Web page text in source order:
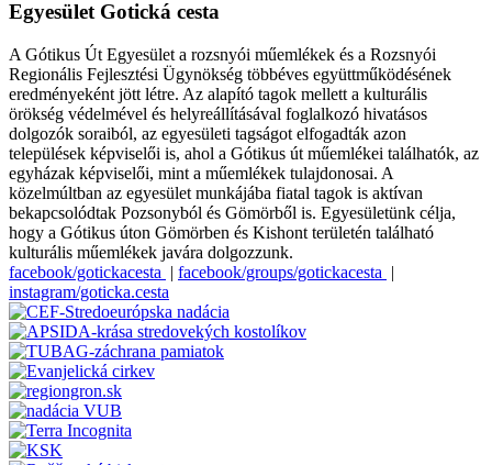
Egyesület Gotická cesta
A Gótikus Út Egyesület a rozsnyói műemlékek és a Rozsnyói
Regionális Fejlesztési Ügynökség többéves együttműködésének
eredményeként jött létre. Az alapító tagok mellett a kulturális
örökség védelmével és helyreállításával foglalkozó hivatásos
dolgozók soraiból, az egyesületi tagságot elfogadták azon
települések képviselői is, ahol a Gótikus út műemlékei találhatók, az
egyházak képviselői, mint a műemlékek tulajdonosai. A
közelmúltban az egyesület munkájába fiatal tagok is aktívan
bekapcsolódtak Pozsonyból és Gömörből is. Egyesületünk célja,
hogy a Gótikus úton Gömörben és Kishont területén található
kulturális műemlékek javára dolgozzunk.
facebook/gotickacesta | facebook/groups/gotickacesta |
instagram/goticka.cesta